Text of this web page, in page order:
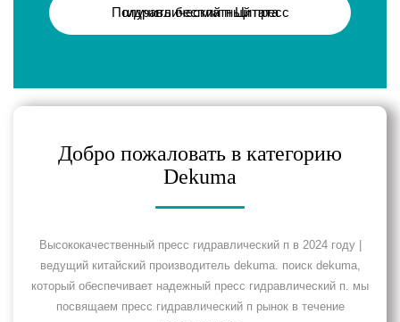
Получить бесплатный пресс гидравлический п Цитата
Добро пожаловать в категорию
Dekuma
Высококачественный пресс гидравлический п в 2024 году |
ведущий китайский производитель dekuma. поиск dekuma,
который обеспечивает надежный пресс гидравлический п. мы
посвящаем пресс гидравлический п рынок в течение